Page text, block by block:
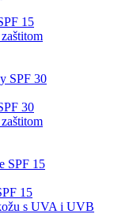
15
30
15
s UVA i UVB